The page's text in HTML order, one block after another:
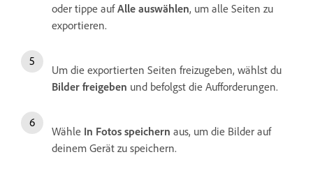
oder tippe aufAlle auswählen, um alle Seiten zu
exportieren.
Um die exportierten Seiten freizugeben, wählst du
Bilder freigeben und befolgst die Aufforderungen.
Wähle In Fotos speichern aus, um die Bilder auf
deinem Gerät zu speichern.